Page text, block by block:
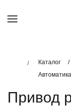
Каталог
Привод